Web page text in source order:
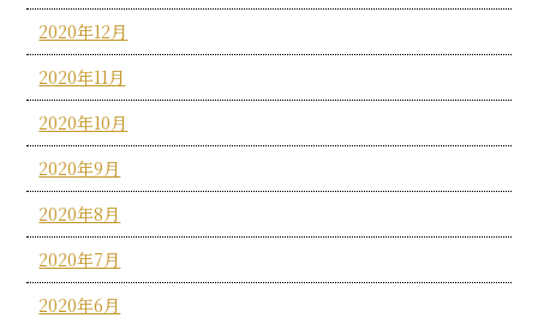
2020年12月
2020年11月
2020年10月
2020年9月
2020年8月
2020年7月
2020年6月